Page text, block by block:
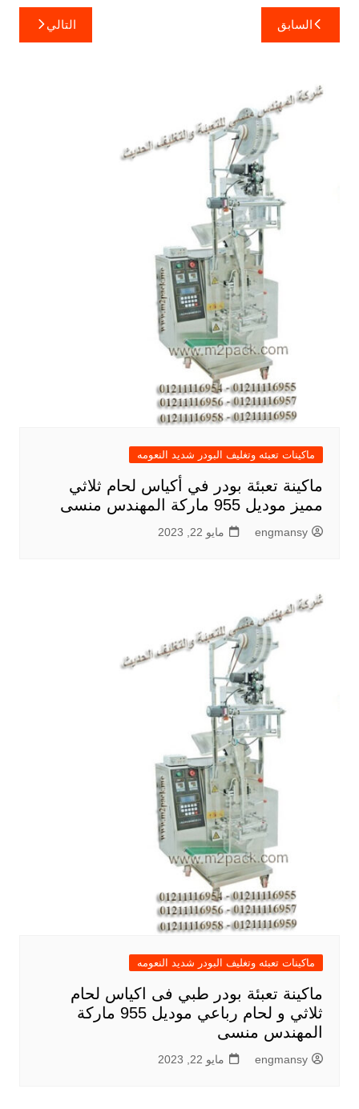
تصفّح
المقالات
السابق التالي
ماكينات تعبئه وتغليف البودر شديد النعومه
ماكينة تعبئة بودر في أكياس لحام ثلاثي
مميز موديل 955 ماركة المهندس منسى
engmansy مايو 22, 2023
ماكينات تعبئه وتغليف البودر شديد النعومه
ماكينة تعبئة بودر طبي فى اكياس لحام
ثلاثي و لحام رباعي موديل 955 ماركة
المهندس منسى
engmansy مايو 22, 2023